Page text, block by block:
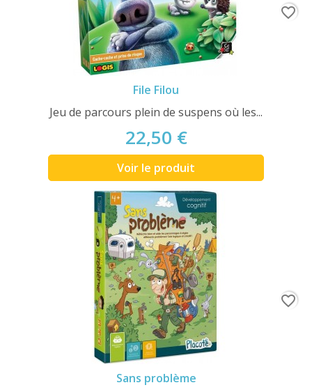
File Filou
Jeu de parcours plein de suspens où les...
22,50 €
Voir le produit
favorite_border
Sans problème
favorite_border